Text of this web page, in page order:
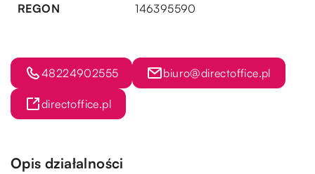
REGON 146395590
48224902555 biuro@directoffice.pl
directoffice.pl
Opis działalności